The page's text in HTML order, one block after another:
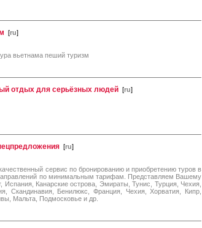
[ru]
вьетнама пеший туризм
отдых для серьёзных людей [ru]
[ru]
сервис по бронированию и приобретению туров в
по минимальным тарифам. Представляем Вашему
Канарские острова, Эмираты, Тунис, Турция, Чехия,
Скандинавия, Бенилюкс, Франция, Чехия, Хорватия, Кипр,
Мальта, Подмосковье и др.